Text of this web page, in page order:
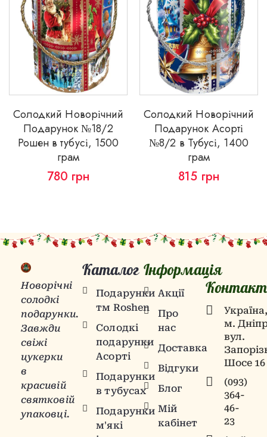
Солодкий Новорічний
Подарунок №18/2
Рошен в тубусі, 1500
грам
780 грн
Солодкий Новорічний
Подарунок Асорті
№8/2 в Тубусі, 1400
грам
815 грн
Новорічні
солодкі
подарунки.
Завжди
свіжі
цукерки
в
красивій
святковій
упаковці.
Каталог
Подарунки
тм Roshen
Солодкі
подарунки
Асорті
Подарунки
в тубусах
Подарунки
м'які
Інформація
Акції
Про
нас
Доставка
Відгуки
Блог
Мій
кабінет
м.
вул.
Шосе 16
(093)
364-
46-
23